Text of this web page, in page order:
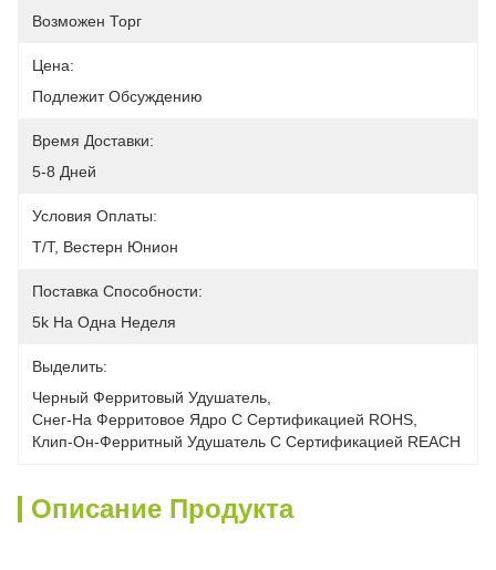
Возможен Торг
Цена:
Подлежит Обсуждению
Время Доставки:
5-8 Дней
Условия Оплаты:
Т/Т, Вестерн Юнион
Поставка Способности:
5k На Одна Неделя
Выделить:
Черный Ферритовый Удушатель
Снег-На Ферритовое Ядро С Сертификацией ROHS
Клип-Он-Ферритный Удушатель С Сертификацией REACH
Описание Продукта